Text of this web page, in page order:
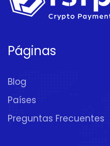
Páginas
Blog
Países
Preguntas Frecuentes